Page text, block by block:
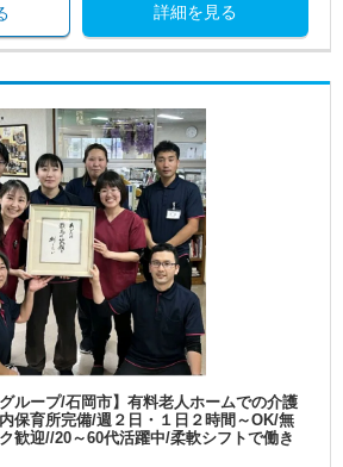
詳細を見る
ループ/石岡市】有料老人ホームでの介護
保育所完備/週２日・１日２時間～OK/無
歓迎//20～60代活躍中/柔軟シフトで働き